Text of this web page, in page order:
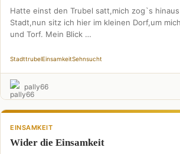
Hatte einst den Trubel satt,mich zog`s
Stadt,nun sitz ich hier im kleinen Dorf,um
und Torf. Mein Blick …
StadttrubelEinsamkeitSehnsucht
pally66
EINSAMKEIT
Wider die Einsamkeit